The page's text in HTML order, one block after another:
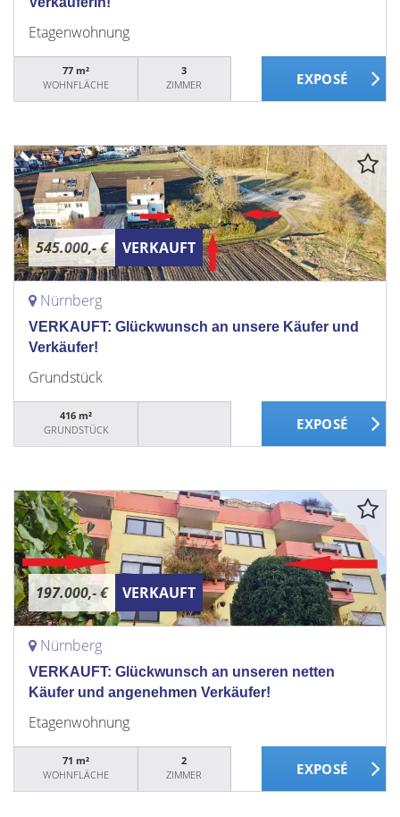
Etagenwohnung
77 m²
WOHNFLÄCHE
3
ZIMMER
545.000,- € VERKAUFT
Nürnberg
VERKAUFT: Glückwunsch an unsere Käufer und
Verkäufer!
Grundstück
416 m²
GRUNDSTÜCK
197.000,- € VERKAUFT
Nürnberg
VERKAUFT: Glückwunsch an unseren netten
Käufer und angenehmen Verkäufer!
Etagenwohnung
71 m²
WOHNFLÄCHE
2
ZIMMER